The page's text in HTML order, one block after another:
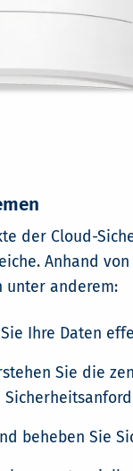
der Cloud-
Anhand
unter anderem:
Ihre Daten
Sie die
beheben Sie